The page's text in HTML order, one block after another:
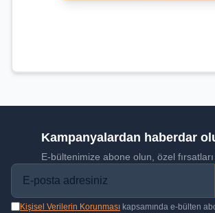
Kampanyalardan haberdar
E-bültenimize abone olun, özel fırsatları
Kişisel Verilerin Korunması kapsamında e-bülten